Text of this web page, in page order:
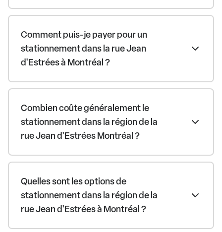
Comment puis-je payer pour un
stationnement dans la rue Jean
d'Estrées à Montréal ?
Combien coûte généralement le
stationnement dans la région de la
rue Jean d'Estrées Montréal ?
Quelles sont les options de
stationnement dans la région de la
rue Jean d'Estrées à Montréal ?